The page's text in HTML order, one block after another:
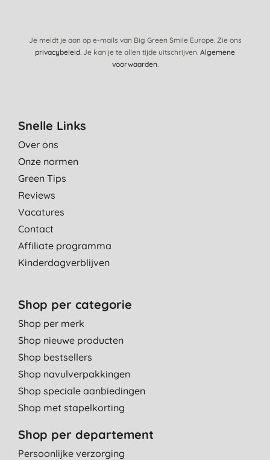
Aangenaam product met beperkt effect. Desalniettemin fijn
ruikt lekker
Weinig geur
Ruikt niet zo lekker en ook niet naar eucalyptus.
overdag.
Mijn dochter had deze nodig en is er heel blij mee
10-7-2015
S. S., Hilversum
Je meldt je aan op e-mails van Big Green Smile Europe. Zie ons
privacybeleid. Je kan je te allen tijde uitschrijven. Algemene
voorwaarden.
Snelle Links
Over ons
Onze normen
Green Tips
Reviews
Vacatures
Contact
Affiliate programma
Kinderdagverblijven
Shop per categorie
Shop per merk
Shop nieuwe producten
Shop bestsellers
Shop navulverpakkingen
Shop speciale aanbiedingen
Shop met stapelkorting
Shop per departement
Persoonlijke verzorging